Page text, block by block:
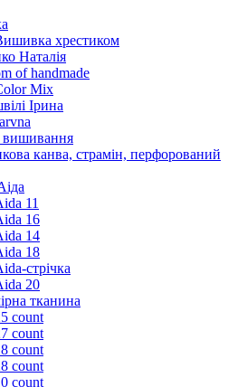
хрестиком
Наталія
of handmade
Mix
Ірина
вишивання
канва, страмін, перфорований
11
16
14
18
стрічка
20
тканина
count
count
count
count
count